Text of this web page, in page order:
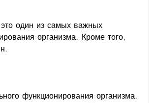
это один из самых важных
организма. Кроме того,
функционирования организма.